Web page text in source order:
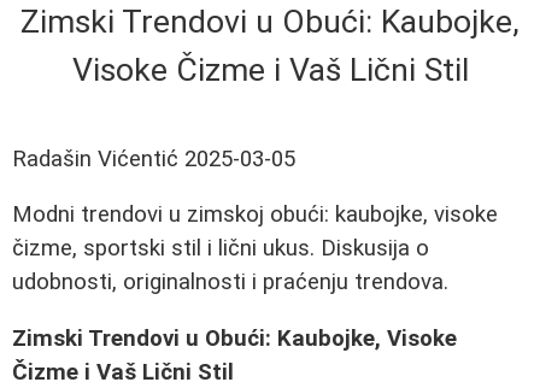
Zimski Trendovi u Obući: Kaubojke,
Visoke Čizme i Vaš Lični Stil
Radašin Vićentić 2025-03-05
Modni trendovi u zimskoj obući: kaubojke, visoke
čizme, sportski stil i lični ukus. Diskusija o
udobnosti, originalnosti i praćenju trendova.
Zimski Trendovi u Obući: Kaubojke, Visoke
Čizme i Vaš Lični Stil